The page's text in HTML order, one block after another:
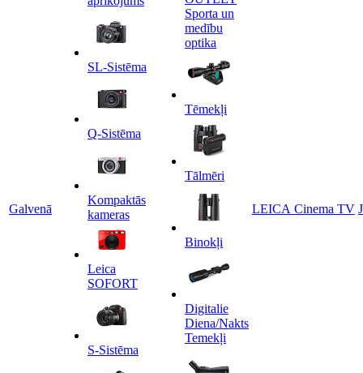
Galvenā
SL-Sistēma
Q-Sistēma
Kompaktās
kameras
Leica
SOFORT
S-Sistēma
Sporta un
medību
optika
Tēmekļi
Tālmēri
Binokļi
Digitalie
Diena/Nakts
Temekļi
LEICA Cinema TV